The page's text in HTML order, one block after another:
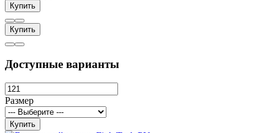
Купить
Купить
Доступные варианты
Размер
Купить